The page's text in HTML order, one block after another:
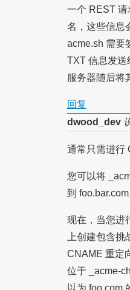
一个 REST
名，这些信息
acme.sh 需要
TXT 信息发送
服务器随后将
回复
dwood_dev
通常只需进行
您可以将
到 foo.bar.com
现在，当您进
上创建包含
CNAME 重定
位于 _acme-